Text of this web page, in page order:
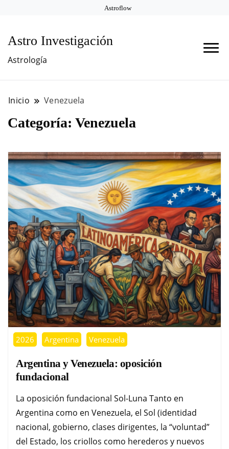
Astroflow
Astro Investigación
Astrología
Inicio Venezuela
Categoría: Venezuela
2026 Argentina Venezuela
Argentina y Venezuela: oposición
fundacional
La oposición fundacional Sol-Luna Tanto en
Argentina como en Venezuela, el Sol (identidad
nacional, gobierno, clases dirigentes, la “voluntad”
del Estado, los criollos como herederos y nuevos